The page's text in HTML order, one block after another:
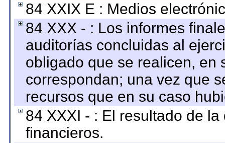
84 XXIX E : Medios
84 XXX - : Los informes
auditorías concluidas al
obligado que se realicen, en
correspondan; una vez que
recursos que en su caso
84 XXXI - : El resultado de
financieros.